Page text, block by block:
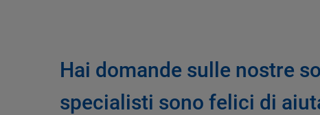
Hai domande sulle nostre
specialisti sono felici di